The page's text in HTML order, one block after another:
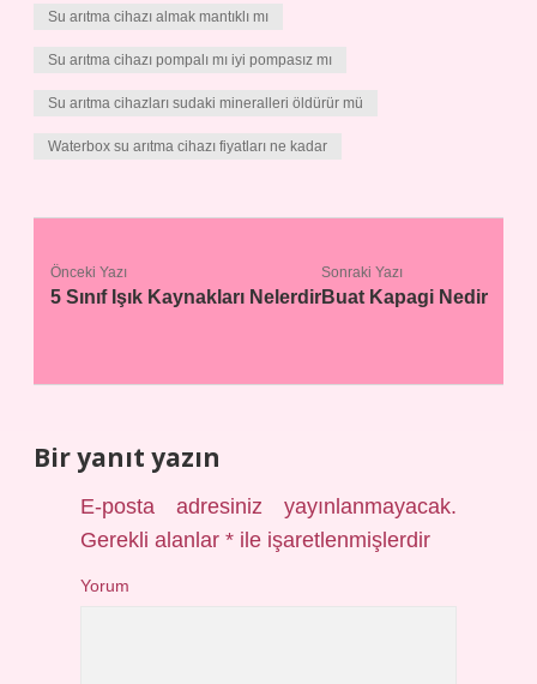
Su arıtma cihazı almak mantıklı mı
Su arıtma cihazı pompalı mı iyi pompasız mı
Su arıtma cihazları sudaki mineralleri öldürür mü
Waterbox su arıtma cihazı fiyatları ne kadar
Önceki Yazı
5 Sınıf Işık Kaynakları Nelerdir
Sonraki Yazı
Buat Kapagi Nedir
Bir yanıt yazın
E-posta adresiniz yayınlanmayacak.
Gerekli alanlar* ile işaretlenmişlerdir
Yorum